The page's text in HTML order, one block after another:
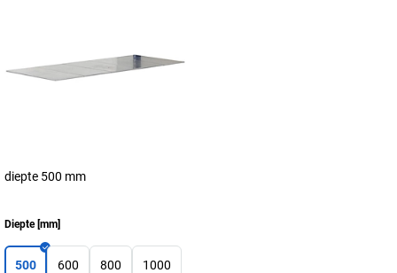
diepte 500 mm
Diepte[mm]
500 600 800 1000